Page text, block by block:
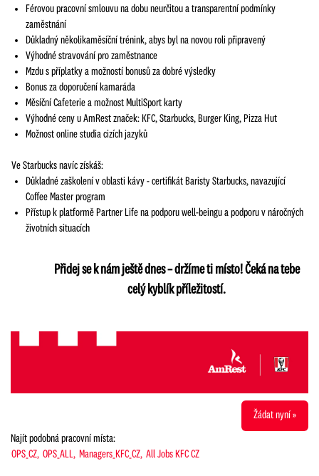
Férovou pracovní smlouvu na dobu neurčitou a transparentní podmínky
zaměstnání
Důkladný několikaměsíční trénink, abys byl na novou roli připravený
Výhodné stravování pro zaměstnance
Mzdu s příplatky a možností bonusů za dobré výsledky
Bonus za doporučení kamaráda
Měsíční Cafeterie a možnost MultiSport karty
Výhodné ceny u AmRest značek: KFC, Starbucks, Burger King, Pizza Hut
Možnost online studia cizích jazyků
Ve Starbucks navíc získáš:
Důkladné zaškolení v oblasti kávy - certifikát Baristy Starbucks, navazující
Coffee Master program
Přístup k platformě Partner Life na podporu well-beingu a podporu v náročných
životních situacích
Přidej se k nám ještě dnes – držíme ti místo! Čeká na tebe
celý kyblík příležitostí.
Žádat nyní »
Najít podobná pracovní místa:
OPS_CZ, OPS_ALL, Managers_KFC_CZ, All Jobs KFC CZ